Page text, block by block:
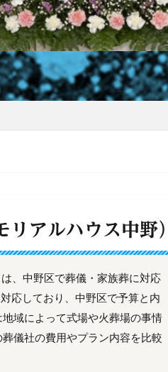
アルハウス中野）
、中野区で葬儀・家族葬に対応
応しており、中野区で予算と内
域によって式場や火葬場の事情
儀社の費用やプラン内容を比較